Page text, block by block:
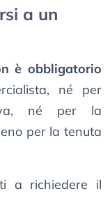
a un
è obbligatorio
né per
né per la
per la tenuta
a richiedere il